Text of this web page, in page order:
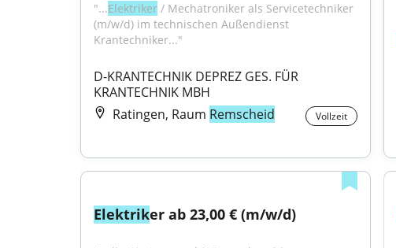
"...Elektriker / Mechatroniker als Servicetechniker
(m/w/d) im technischen Außendienst
Krantechniker..."
D-KRANTECHNIK DEPREZ GES. FÜR
KRANTECHNIK MBH
Ratingen, Raum Remscheid Vollzeit
Elektriker ab 23,00 € (m/w/d)